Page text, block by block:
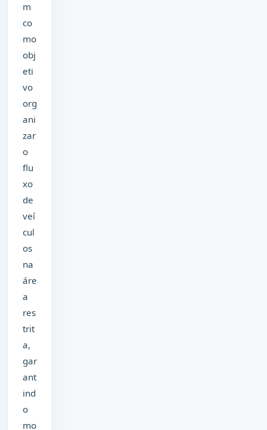
m
co
mo
obj
eti
vo
org
ani
zar
o
flu
xo
de
veí
cul
os
na
áre
a
res
trit
a,
gar
ant
ind
o
mo